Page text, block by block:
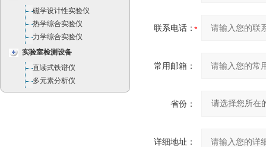
磁学设计性实验仪
热学综合实验仪
力学综合实验仪
实验室检测设备
直读式铁谱仪
多元素分析仪
联系电话：
常用邮箱：
省份：
详细地址：